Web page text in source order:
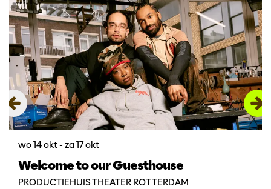
Welcome to our Guesthouse
PRODUCTIEHUIS THEATER ROTTERDAM
wo 14 okt- za 17 okt